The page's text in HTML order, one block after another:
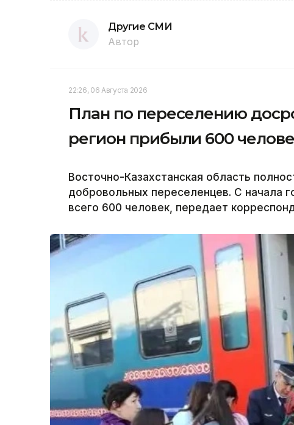
Другие СМИ
Автор
22:26, 06 Августа 2026
План по переселению
регион прибыли 600
Восточно-Казахстанская область
добровольных переселенцев. С начала
всего 600 человек, передает